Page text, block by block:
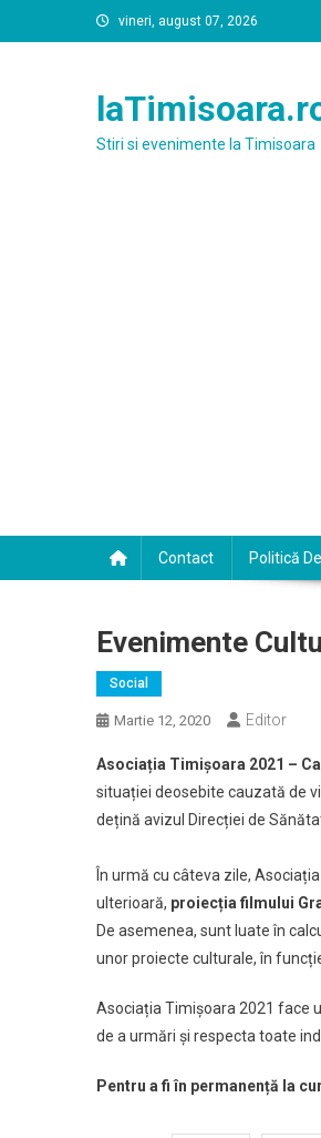
to
vineri, august 07, 2026
Stiri si evenimente la Timisoara
Contact Politică
Evenimente
Social
Martie 12, 2020 Editor
Asociația Timișoara 2021 –
situației deosebite cauzată de
dețină avizul Direcției de
În urmă cu câteva zile,
ulterioară, proiecția filmului
De asemenea, sunt luate în
unor proiecte culturale, în
Asociația Timișoara 2021 face
de a urmări și respecta toate
Pentru a fi în permanență la